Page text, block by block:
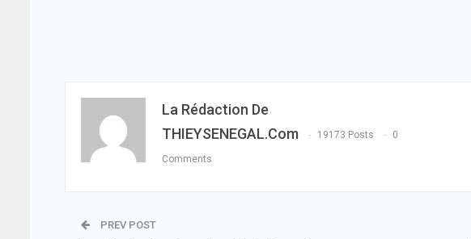
La Rédaction De
THIEYSENEGAL.com
19173 Posts 0
Comments
PREV POST